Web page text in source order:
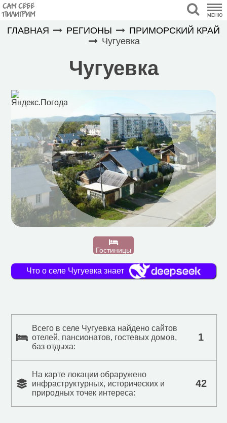
САМ СЕБЕ
ПИЛИГРИМ МЕНЮ
ГЛАВНАЯ РЕГИОНЫ
ПРИМОРСКИЙ КРАЙ
Чугуевка
Чугуевка
Гостиницы
Что о селе Чугуевка знает
Всего в селе Чугуевка найдено сайтов
отелей, пансионатов, гостевых домов,
баз отдыха:
1
На карте локации обраружено
инфраструктурных, исторических и
природных точек интереса:
42